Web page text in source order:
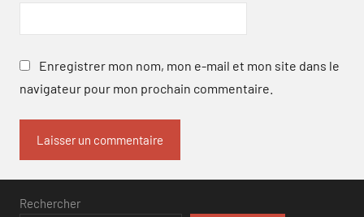
Enregistrer mon nom, mon e-mail et mon site dans le
navigateur pour mon prochain commentaire.
Rechercher